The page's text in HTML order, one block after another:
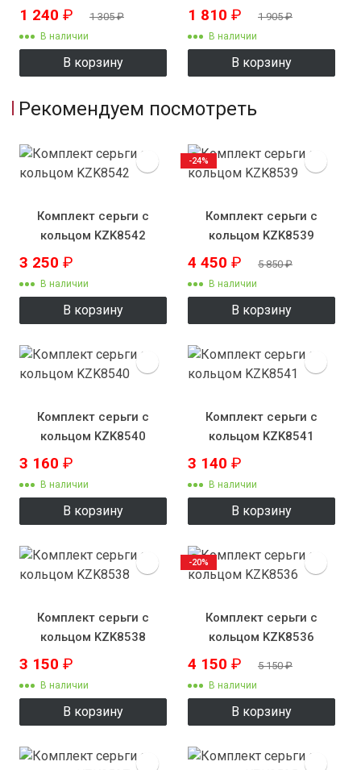
1 240 ₽ 1 305₽
В наличии
В корзину
1 810 ₽ 1 905₽
В наличии
В корзину
Рекомендуем посмотреть
Комплект серьги с
кольцом KZK8542
3 250 ₽
В наличии
В корзину
Комплект серьги с
кольцом KZK8539
4 450 ₽ 5 850₽
В наличии
В корзину
-24%
Комплект серьги с
кольцом KZK8540
3 160 ₽
В наличии
В корзину
Комплект серьги с
кольцом KZK8541
3 140 ₽
В наличии
В корзину
Комплект серьги с
кольцом KZK8538
3 150 ₽
В наличии
В корзину
Комплект серьги с
кольцом KZK8536
4 150 ₽ 5 150₽
В наличии
В корзину
-20%